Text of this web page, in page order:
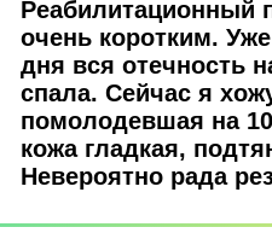
Реабилитационный
очень коротким.
дня вся отечность
спала. Сейчас я
помолодевшая на
кожа гладкая,
Невероятно рада